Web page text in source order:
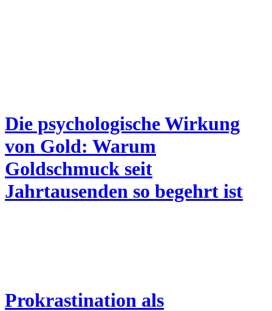
Die psychologische Wirkung
von Gold: Warum
Goldschmuck seit
Jahrtausenden so begehrt ist
Prokrastination als